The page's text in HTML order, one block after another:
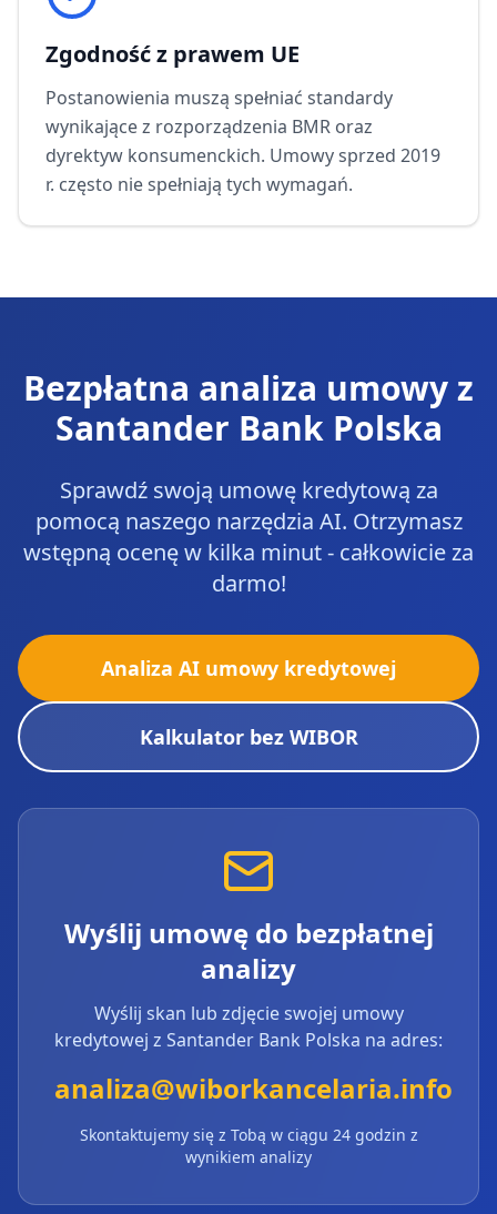
Zgodność z prawem UE
Postanowienia muszą spełniać standardy
wynikające z rozporządzenia BMR oraz
dyrektyw konsumenckich. Umowy sprzed 2019
r. często nie spełniają tych wymagań.
Bezpłatna analiza umowy z
Santander Bank Polska
Sprawdź swoją umowę kredytową za
pomocą naszego narzędzia AI. Otrzymasz
wstępną ocenę w kilka minut - całkowicie za
darmo!
Analiza AI umowy kredytowej
Kalkulator bez WIBOR
Wyślij umowę do bezpłatnej
analizy
Wyślij skan lub zdjęcie swojej umowy
kredytowej z Santander Bank Polska na adres:
analiza@wiborkancelaria.info
Skontaktujemy się z Tobą w ciągu 24 godzin z
wynikiem analizy